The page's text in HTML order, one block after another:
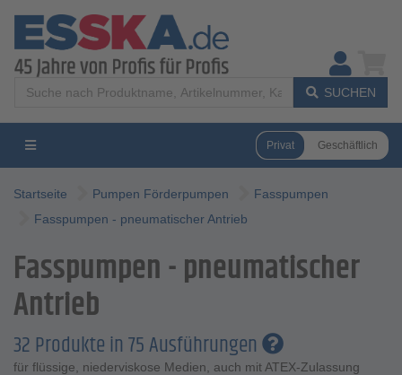
SUCHEN
Privat Geschäftlich
Startseite Pumpen Förderpumpen
Fasspumpen
Fasspumpen - pneumatischer Antrieb
Fasspumpen - pneumatischer
Antrieb
32 Produkte in 75 Ausführungen
für flüssige, niederviskose Medien, auch mit ATEX-Zulassung